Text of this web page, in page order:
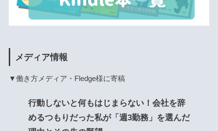
メディア情報
▼働き方メディア・Fledge様に寄稿
行動しないと何もはじまらない！会社を辞
めるつもりだった私が「週3勤務」を選んだ